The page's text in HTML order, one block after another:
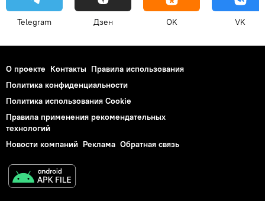
Telegram Дзен OK VK
О проекте Контакты Правила использования
Политика конфиденциальности
Политика использования Cookie
Правила применения рекомендательных
технологий
Новости компаний Реклама Обратная связь